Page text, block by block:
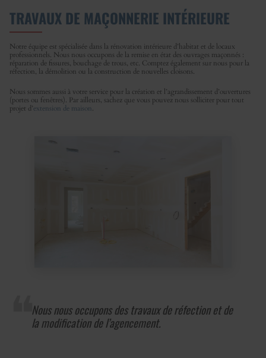
TRAVAUX DE MAÇONNERIE INTÉRIEURE
Notre équipe est spécialisée dans la rénovation intérieure d’habitat et de locaux
professionnels. Nous nous occupons de la remise en état des ouvrages maçonnés :
réparation de fissures, bouchage de trous, etc. Comptez également sur nous pour la
réfection, la démolition ou la construction de nouvelles cloisons.
Nous sommes aussi à votre service pour la création et l’agrandissement d’ouvertures
(portes ou fenêtres). Par ailleurs, sachez que vous pouvez nous solliciter pour tout
projet d’extension de maison.
Nous nous occupons des travaux de réfection et de
la modification de l’agencement.